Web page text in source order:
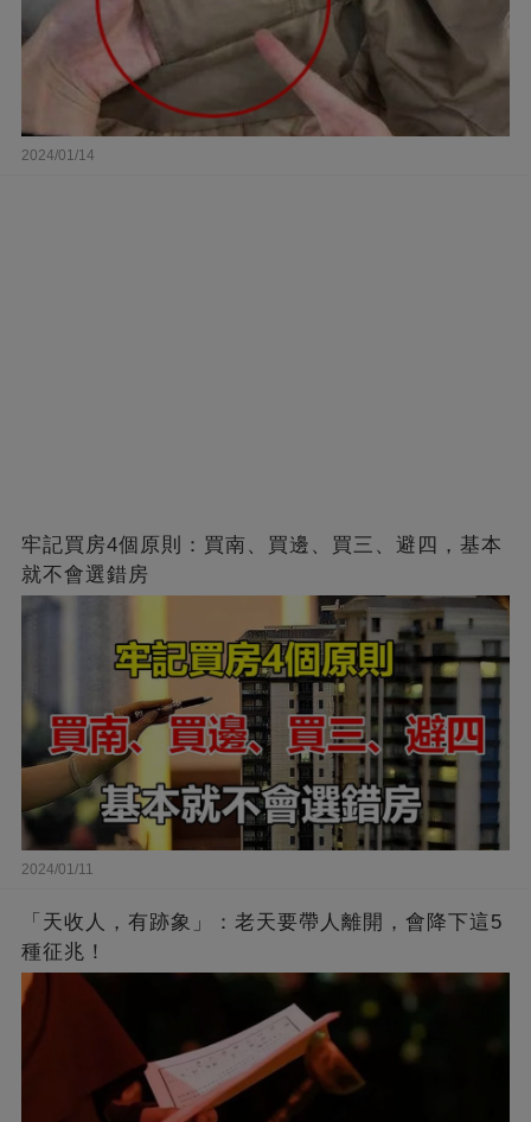
2024/01/14
牢記買房4個原則：買南、買邊、買三、避四，基本
就不會選錯房
2024/01/11
「天收人，有跡象」：老天要帶人離開，會降下這5
種征兆！